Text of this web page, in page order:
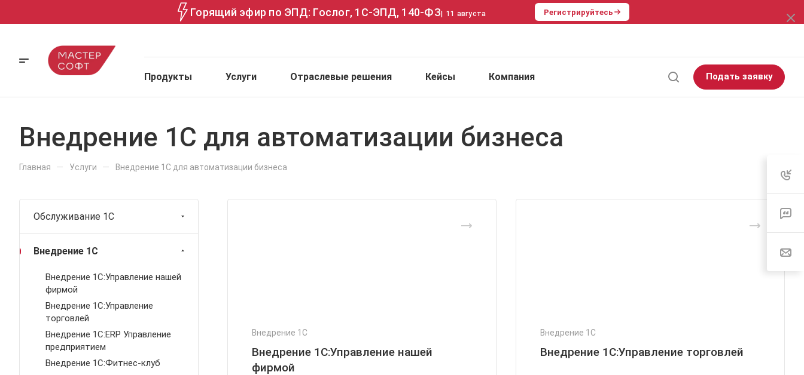
Горящий эфир по ЭПД: Гослог, 1С-ЭПД, 140-ФЗ| 11 августа Регистрируйтесь
Продукты Услуги Отраслевые решения Кейсы Компания Подать заявку
Внедрение 1С для автоматизации бизнеса
Главная — Услуги — Внедрение 1С для автоматизации бизнеса
Внедрение 1С
Внедрение 1С:Управление нашей
фирмой
Внедрение 1С
Внедрение 1С:Управление торговлей
Обслуживание 1С
Внедрение 1С
Внедрение 1С:Управление нашей
фирмой
Внедрение 1С:Управление
торговлей
Внедрение 1С:ERP Управление
предприятием
Внедрение 1С:Фитнес-клуб